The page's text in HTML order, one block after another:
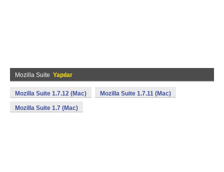
Mozilla Suite Yapılar
Mozilla Suite 1.7.12 (Mac) Mozilla Suite 1.7.11 (Mac)
Mozilla Suite 1.7 (Mac)